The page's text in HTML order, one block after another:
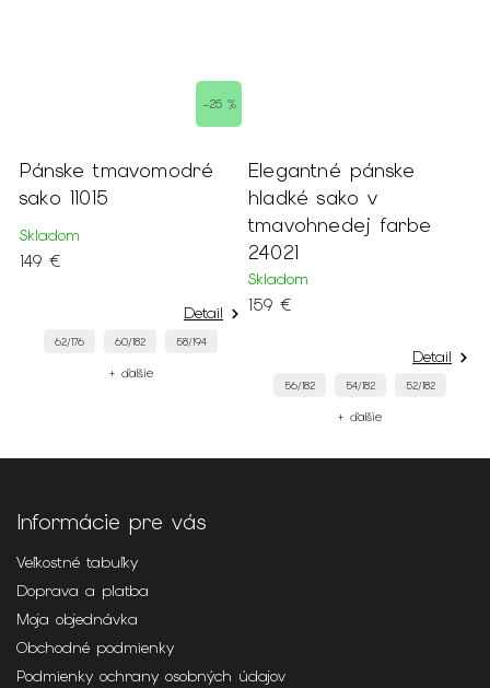
–25 %
Pánske tmavomodré
sako 11015
Skladom
149 €
Detail
62/176 60/182 58/194
+ ďalšie
Elegantné pánske
hladké sako v
tmavohnedej farbe
24021
Skladom
159 €
Detail
56/182 54/182 52/182
+ ďalšie
Informácie pre vás
Veľkostné tabuľky
Doprava a platba
Moja objednávka
Obchodné podmienky
Podmienky ochrany osobných údajov